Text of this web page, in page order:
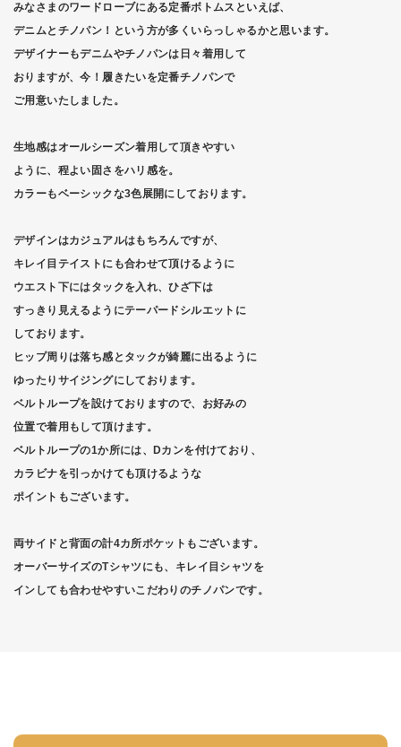
みなさまのワードローブにある定番ボトムスといえば、
デニムとチノパン！という方が多くいらっしゃるかと思います。
デザイナーもデニムやチノパンは日々着用して
おりますが、今！履きたいを定番チノパンで
ご用意いたしました。
生地感はオールシーズン着用して頂きやすい
ように、程よい固さをハリ感を。
カラーもベーシックな3色展開にしております。
デザインはカジュアルはもちろんですが、
キレイ目テイストにも合わせて頂けるように
ウエスト下にはタックを入れ、ひざ下は
すっきり見えるようにテーパードシルエットに
しております。
ヒップ周りは落ち感とタックが綺麗に出るように
ゆったりサイジングにしております。
ベルトループを設けておりますので、お好みの
位置で着用もして頂けます。
ベルトループの1か所には、Dカンを付けており、
カラビナを引っかけても頂けるような
ポイントもございます。
両サイドと背面の計4カ所ポケットもございます。
オーバーサイズのTシャツにも、キレイ目シャツを
インしても合わせやすいこだわりのチノパンです。